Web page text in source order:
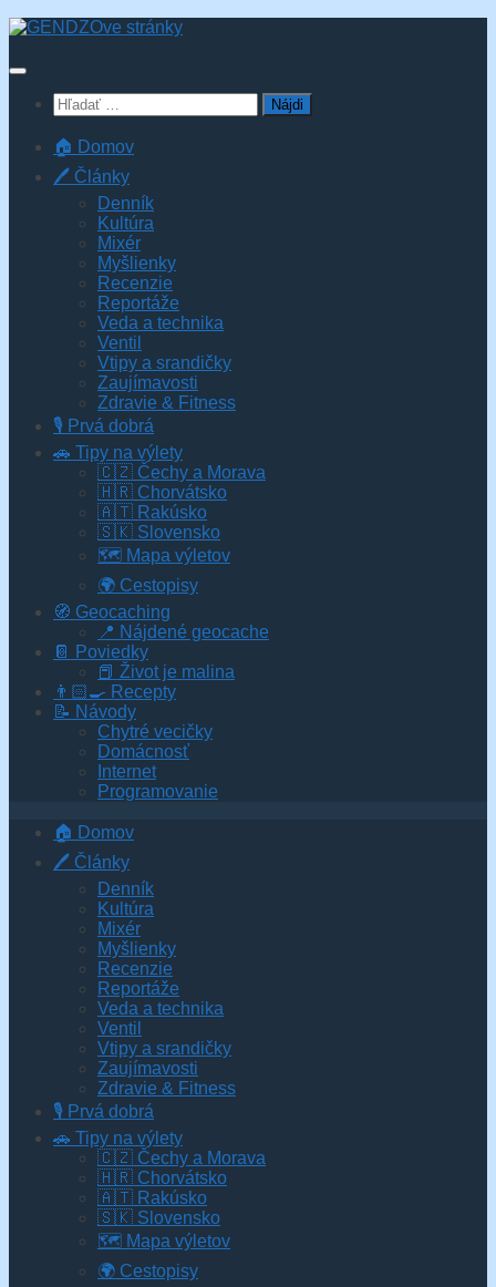
Skip
content
Hľadať:
🏠 Domov
🖊️ Články
Denník
Kultúra
Mixér
Myšlienky
Recenzie
Reportáže
Veda a technika
Ventil
Vtipy a srandičky
Zaujímavosti
Zdravie & Fitness
🎙️ Prvá dobrá
🚗 Tipy na výlety
🇨🇿 Čechy a Morava
🇭🇷 Chorvátsko
🇦🇹 Rakúsko
🇸🇰 Slovensko
🗺 Mapa výletov
🌍 Cestopisy
🧭 Geocaching
📍 Nájdené geocache
📔 Poviedky
📕 Život je malina
👨🏻‍🍳 Recepty
📝 Návody
Chytré vecičky
Domácnosť
Internet
Programovanie
🏠 Domov
🖊️ Články
Denník
Kultúra
Mixér
Myšlienky
Recenzie
Reportáže
Veda a technika
Ventil
Vtipy a srandičky
Zaujímavosti
Zdravie & Fitness
🎙️ Prvá dobrá
🚗 Tipy na výlety
🇨🇿 Čechy a Morava
🇭🇷 Chorvátsko
🇦🇹 Rakúsko
🇸🇰 Slovensko
🗺 Mapa výletov
🌍 Cestopisy